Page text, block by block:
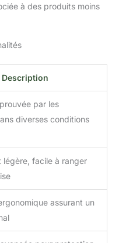
à des produits moins
Description
par les
diverses conditions
légère, facile à ranger
assurant un